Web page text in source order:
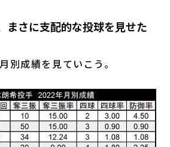
まさに支配的な投球を見せた
成績を見ていこう。